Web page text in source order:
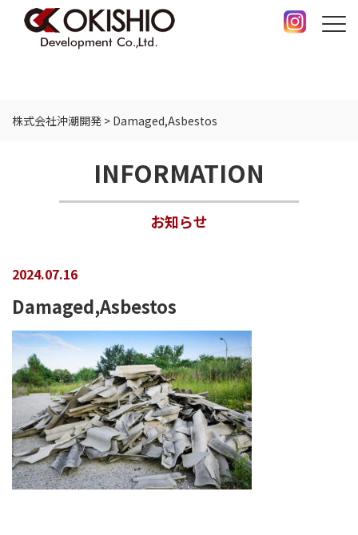
株式会社沖潮開発 > Damaged,Asbestos
INFORMATION
お知らせ
2024.07.16
Damaged,Asbestos